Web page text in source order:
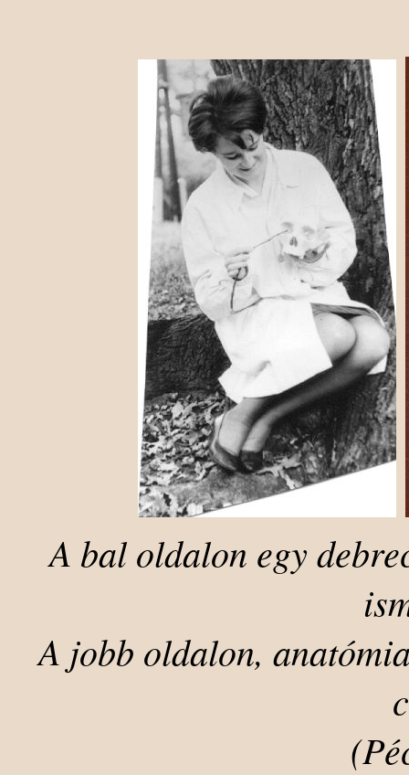
A bal oldalon egy
A jobb oldalon,